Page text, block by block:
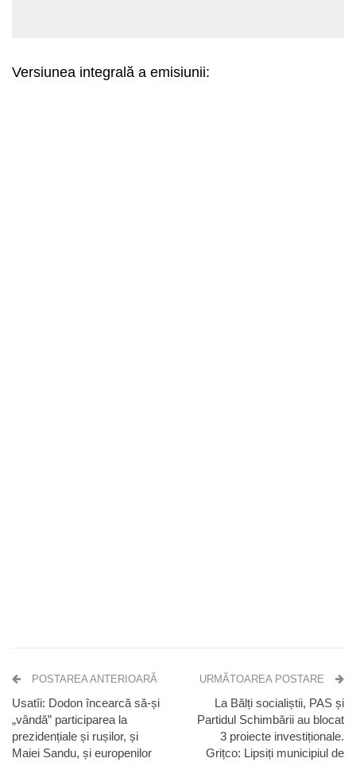
Versiunea integrală a emisiunii:
POSTAREA ANTERIOARĂ
Usatîi: Dodon încearcă să-și
„vândă” participarea la
prezidențiale și rușilor, și
Maiei Sandu, și europenilor
URMĂTOAREA POSTARE
La Bălți socialiștii, PAS și
Partidul Schimbării au blocat
3 proiecte investiționale.
Grițco: Lipsiți municipiul de